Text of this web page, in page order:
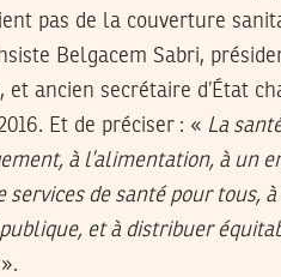
pas de la couverture
Belgacem Sabri,
et ancien secrétaire d’État
Et de préciser : « La
à l’alimentation, à un
services de santé pour
et à distribuer
».